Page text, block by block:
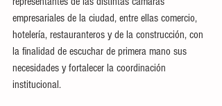
empresariales de la ciudad, entre ellas comercio,
hotelería, restauranteros y de la construcción, con
la finalidad de escuchar de primera mano sus
necesidades y fortalecer la coordinación
institucional.